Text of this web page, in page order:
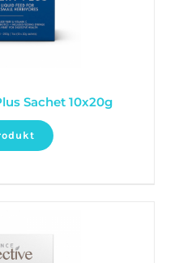
Sachet 10x20g